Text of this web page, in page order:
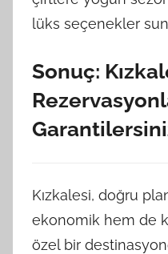
lüks seçenekler
Sonuç:
Kızkalesi, doğru
ekonomik hem de
özel bir